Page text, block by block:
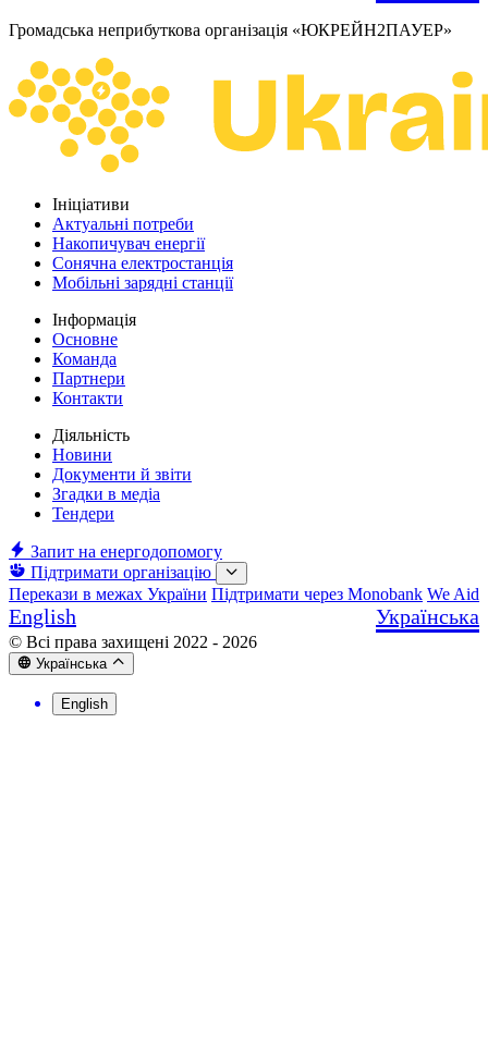
Громадська неприбуткова організація «ЮКРЕЙН2ПАУЕР»
Ініціативи
Актуальні потреби
Накопичувач енергії
Сонячна електростанція
Мобільні зарядні станції
Інформація
Основне
Команда
Партнери
Контакти
Діяльність
Новини
Документи й звіти
Згадки в медіа
Тендери
Запит на енергодопомогу
Підтримати організацію
Перекази в межах України Підтримати через Monobank We Aid
English Українська
© Всі права захищені 2022 - 2026
Українська
English